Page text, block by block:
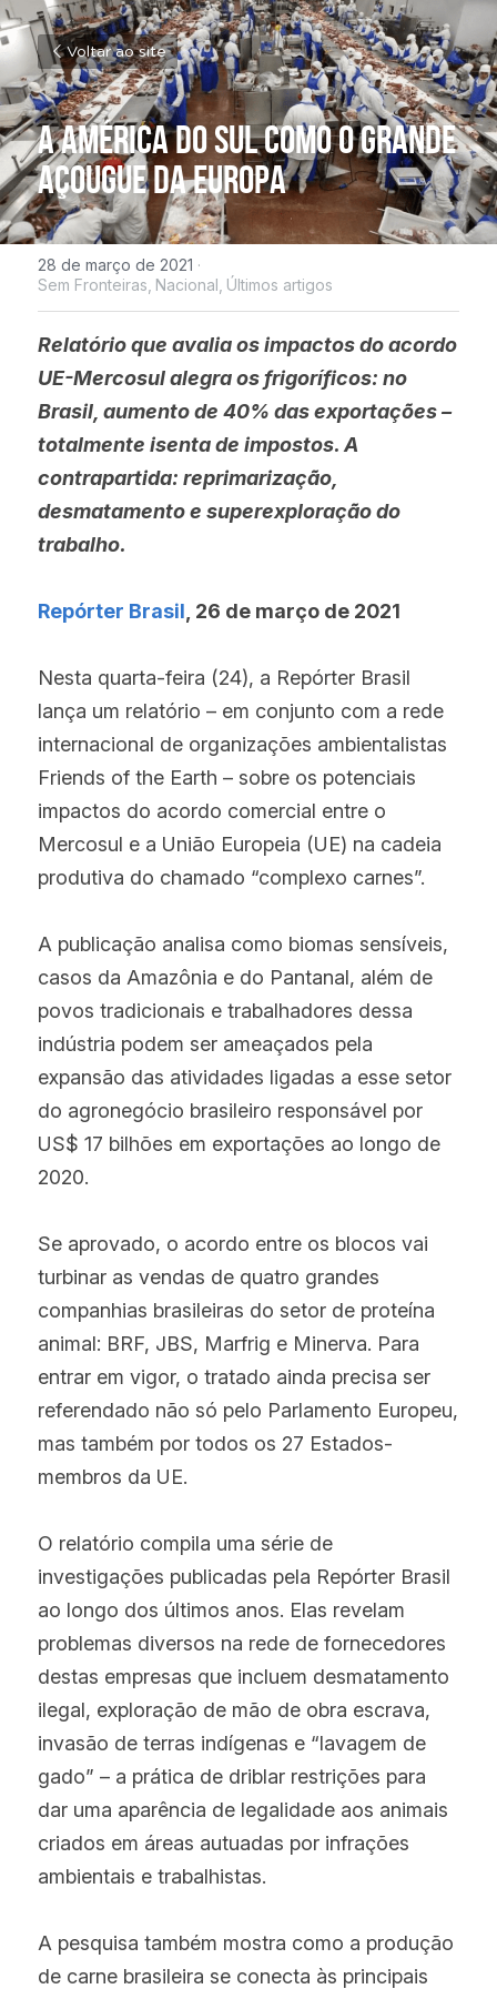
Voltar ao site
A América do Sul como o grande
açougue da Europa
28 de março de 2021 ·
Sem Fronteiras, Nacional, Últimos artigos
Relatório que avalia os impactos do acordo
UE-Mercosul alegra os frigoríficos: no
Brasil, aumento de 40% das exportações –
totalmente isenta de impostos. A
contrapartida: reprimarização,
desmatamento e superexploração do
trabalho.
Repórter Brasil , 26 de março de 2021
Nesta quarta-feira (24), a Repórter Brasil
lança um relatório – em conjunto com a rede
internacional de organizações ambientalistas
Friends of the Earth – sobre os potenciais
impactos do acordo comercial entre o
Mercosul e a União Europeia (UE) na cadeia
produtiva do chamado “complexo carnes”.
A publicação analisa como biomas sensíveis,
casos da Amazônia e do Pantanal, além de
povos tradicionais e trabalhadores dessa
indústria podem ser ameaçados pela
expansão das atividades ligadas a esse setor
do agronegócio brasileiro responsável por
US$ 17 bilhões em exportações ao longo de
2020.
Se aprovado, o acordo entre os blocos vai
turbinar as vendas de quatro grandes
companhias brasileiras do setor de proteína
animal: BRF, JBS, Marfrig e Minerva. Para
entrar em vigor, o tratado ainda precisa ser
referendado não só pelo Parlamento Europeu,
mas também por todos os 27 Estados-
membros da UE.
O relatório compila uma série de
investigações publicadas pela Repórter Brasil
ao longo dos últimos anos. Elas revelam
problemas diversos na rede de fornecedores
destas empresas que incluem desmatamento
ilegal, exploração de mão de obra escrava,
invasão de terras indígenas e “lavagem de
gado” – a prática de driblar restrições para
dar uma aparência de legalidade aos animais
criados em áreas autuadas por infrações
ambientais e trabalhistas.
A pesquisa também mostra como a produção
de carne brasileira se conecta às principais